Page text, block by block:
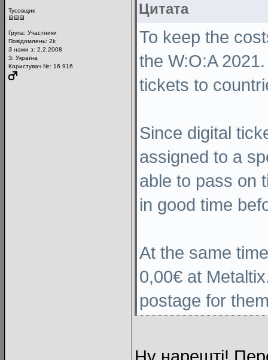
Тусовщик
Група: Участники
Повідомлень: 2k
З нами з: 2.2.2008
З: Україна
Користувач №: 16 916
Цитата
To keep the
the W:O:A
tickets to
Since digital
assigned to a
able to pass on
in good time
At the same
0,00€ at
postage for